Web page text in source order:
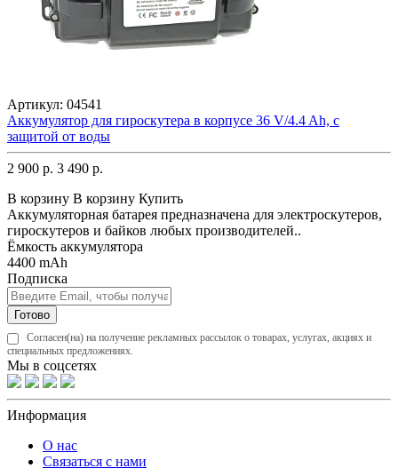
Артикул: 04541
Аккумулятор для гироскутера в корпусе 36 V/4.4 Ah, с
защитой от воды
2 900 р. 3 490 р.
В корзину В корзину Купить
Аккумуляторная батарея предназначена для электроскутеров,
гироскутеров и байков любых производителей..
Ёмкость аккумулятора
4400 mAh
Подписка
Готово
Согласен(на) на получение рекламных рассылок о товарах, услугах, акциях и
специальных предложениях.
Мы в соцсетях
Информация
О нас
Связаться с нами